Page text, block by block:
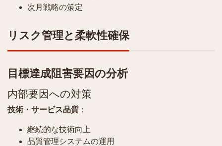
次月戦略の策定
リスク管理と柔軟性確保
目標達成阻害要因の分析
内部要因への対策
技術・サービス品質 ：
継続的な技術向上
品質管理システムの運用